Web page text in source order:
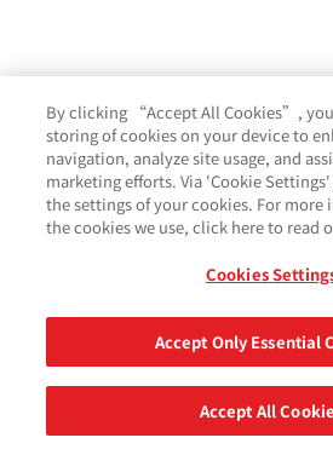
条款与
法律及隐私声明
GDPR
© 2026 艾利丹尼森公
By clicking “Accept All Cookies”,
storing of cookies on your device to
navigation, analyze site usage, and
marketing efforts. Via 'Cookie
the settings of your cookies. For
the cookies we use, click here to read
Cookies
Accept Only Essential
Accept All